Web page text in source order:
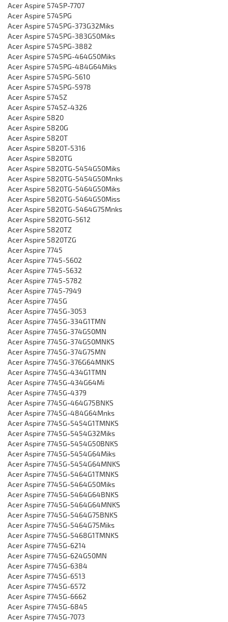
Acer Aspire 5745P-7707
Acer Aspire 5745PG
Acer Aspire 5745PG-373G32Miks
Acer Aspire 5745PG-383G50Miks
Acer Aspire 5745PG-3882
Acer Aspire 5745PG-464G50Miks
Acer Aspire 5745PG-484G64Miks
Acer Aspire 5745PG-5610
Acer Aspire 5745PG-5978
Acer Aspire 5745Z
Acer Aspire 5745Z-4326
Acer Aspire 5820
Acer Aspire 5820G
Acer Aspire 5820T
Acer Aspire 5820T-5316
Acer Aspire 5820TG
Acer Aspire 5820TG-5454G50Miks
Acer Aspire 5820TG-5454G50Mnks
Acer Aspire 5820TG-5464G50Miks
Acer Aspire 5820TG-5464G50Miss
Acer Aspire 5820TG-5464G75Mnks
Acer Aspire 5820TG-5612
Acer Aspire 5820TZ
Acer Aspire 5820TZG
Acer Aspire 7745
Acer Aspire 7745-5602
Acer Aspire 7745-5632
Acer Aspire 7745-5782
Acer Aspire 7745-7949
Acer Aspire 7745G
Acer Aspire 7745G-3053
Acer Aspire 7745G-334G1TMN
Acer Aspire 7745G-374G50MN
Acer Aspire 7745G-374G50MNKS
Acer Aspire 7745G-374G75MN
Acer Aspire 7745G-376G64MNKS
Acer Aspire 7745G-434G1TMN
Acer Aspire 7745G-434G64Mi
Acer Aspire 7745G-4379
Acer Aspire 7745G-464G75BNKS
Acer Aspire 7745G-484G64Mnks
Acer Aspire 7745G-5454G1TMNKS
Acer Aspire 7745G-5454G32Miks
Acer Aspire 7745G-5454G50BNKS
Acer Aspire 7745G-5454G64Miks
Acer Aspire 7745G-5454G64MNKS
Acer Aspire 7745G-5464G1TMNKS
Acer Aspire 7745G-5464G50Miks
Acer Aspire 7745G-5464G64BNKS
Acer Aspire 7745G-5464G64MNKS
Acer Aspire 7745G-5464G75BNKS
Acer Aspire 7745G-5464G75Miks
Acer Aspire 7745G-5468G1TMNKS
Acer Aspire 7745G-6214
Acer Aspire 7745G-624G50MN
Acer Aspire 7745G-6384
Acer Aspire 7745G-6513
Acer Aspire 7745G-6572
Acer Aspire 7745G-6662
Acer Aspire 7745G-6845
Acer Aspire 7745G-7073